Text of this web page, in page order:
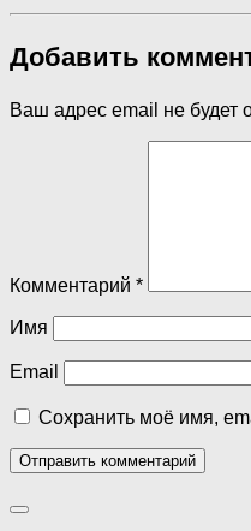
Добавить
Ваш адрес email не будет
Комментарий *
Имя
Email
Сохранить моё имя,